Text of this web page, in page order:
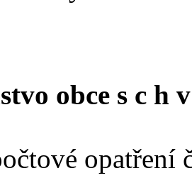
obce s c h
opatření